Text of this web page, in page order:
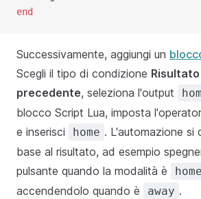
end
Successivamente, aggiungi un
Scegli il tipo di condizione
precedente, seleziona l'output
blocco Script Lua, imposta
e inserisci
home . L'automazione si
base al risultato, ad esempio
pulsante quando la modalità è
home
accendendolo quando è
away .